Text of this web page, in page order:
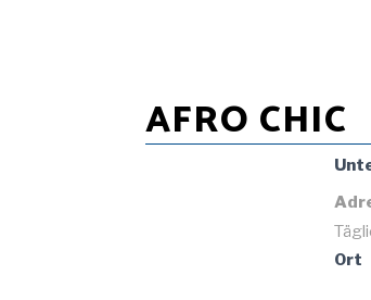
AFRO CHIC
Ort